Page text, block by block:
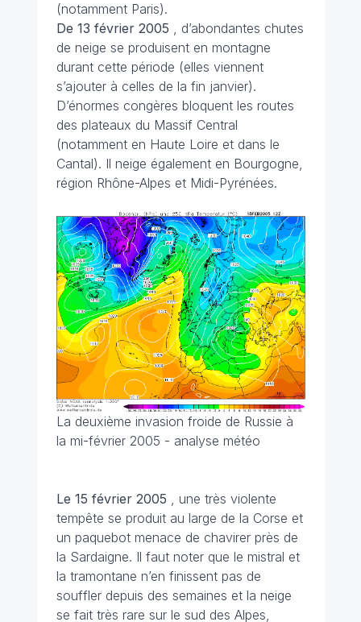
(notamment Paris).
De 13 février 2005 , d’abondantes chutes
de neige se produisent en montagne
durant cette période (elles viennent
s’ajouter à celles de la fin janvier).
D’énormes congères bloquent les routes
des plateaux du Massif Central
(notamment en Haute Loire et dans le
Cantal). Il neige également en Bourgogne,
région Rhône-Alpes et Midi-Pyrénées.
La deuxième invasion froide de Russie à
la mi-février 2005 - analyse météo
Le 15 février 2005 , une très violente
tempête se produit au large de la Corse et
un paquebot menace de chavirer près de
la Sardaigne. Il faut noter que le mistral et
la tramontane n’en finissent pas de
souffler depuis des semaines et la neige
se fait très rare sur le sud des Alpes,